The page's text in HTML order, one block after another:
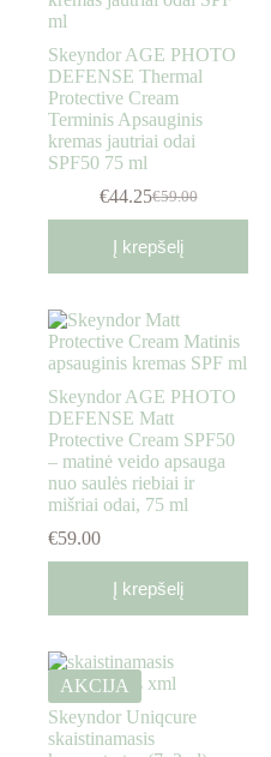
Skeyndor AGE PHOTO
DEFENSE Thermal
Protective Cream
Terminis Apsauginis
kremas jautriai odai
SPF50 75 ml
€59.00
€44.25
Į krepšelį
Skeyndor AGE PHOTO
DEFENSE Matt
Protective Cream SPF50
– matinė veido apsauga
nuo saulės riebiai ir
mišriai odai, 75 ml
€59.00
Į krepšelį
AKCIJA
Skeyndor Uniqcure
skaistinamasis